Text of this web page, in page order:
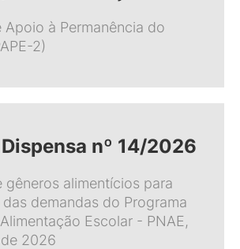
Apoio à Permanência do
2)
nº 14/2026
gêneros alimentícios para
demandas do Programa
Escolar - PNAE,
2026